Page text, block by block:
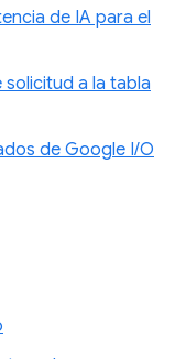
de IA para el
a la tabla
de Google I/O